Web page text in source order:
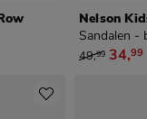
Nelson
Sandalen -
van €
49,99 34,99